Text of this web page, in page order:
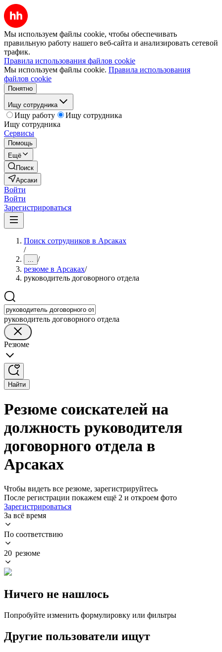
Мы используем файлы cookie, чтобы обеспечивать
правильную работу нашего веб-сайта и анализировать сетевой
трафик.
Правила использования файлов cookie
Мы используем файлы cookie. Правила использования
файлов cookie
Понятно
Ищу сотрудника
Ищу работу
Ищу сотрудника
Ищу сотрудника
Сервисы
Помощь
Ещё
Поиск
Арсаки
Войти
Войти
Зарегистрироваться
Поиск сотрудников в Арсаках
/
... /
резюме в Арсаках/
руководитель договорного отдела
руководитель договорного отдела
Резюме
Найти
Резюме соискателей на
должность руководителя
договорного отдела в
Арсаках
Чтобы видеть все резюме, зарегистрируйтесь
После регистрации покажем ещё 2 и откроем фото
Зарегистрироваться
За всё время
По соответствию
20 резюме
Ничего не нашлось
Попробуйте изменить формулировку или фильтры
Другие пользователи ищут